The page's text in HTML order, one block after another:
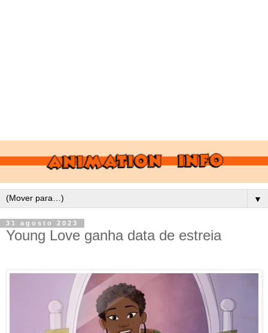
▼
31 agosto 2023
Young Love ganha data de estreia